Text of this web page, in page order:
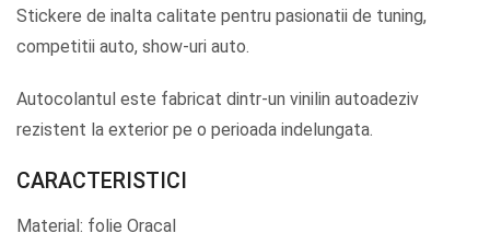
Stickere de inalta calitate pentru pasionatii de tuning,
competitii auto, show-uri auto.
Autocolantul este fabricat dintr-un vinilin autoadeziv
rezistent la exterior pe o perioada indelungata.
CARACTERISTICI
Material: folie Oracal